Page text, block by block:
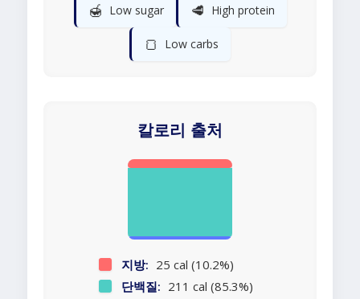
🍯 Low sugar 🥩 High protein
🍞 Low carbs
칼로리 출처
지방: 25 cal (10.2%)
단백질: 211 cal (85.3%)